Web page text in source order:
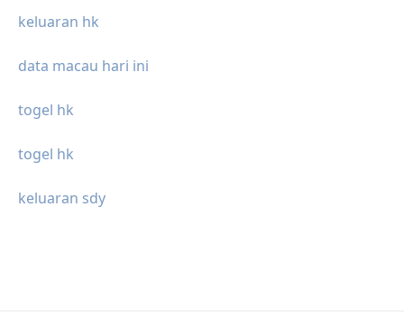
keluaran hk
data macau hari ini
togel hk
togel hk
keluaran sdy